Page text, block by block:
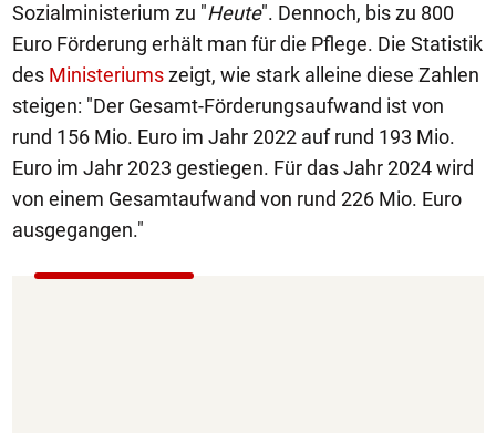
Sozialministerium zu "Heute". Dennoch, bis zu 800
Euro Förderung erhält man für die Pflege. Die Statistik
des Ministeriumszeigt, wie stark alleine diese Zahlen
steigen: "Der Gesamt-Förderungsaufwand ist von
rund 156 Mio. Euro im Jahr 2022 auf rund 193 Mio.
Euro im Jahr 2023 gestiegen. Für das Jahr 2024 wird
von einem Gesamtaufwand von rund 226 Mio. Euro
ausgegangen."